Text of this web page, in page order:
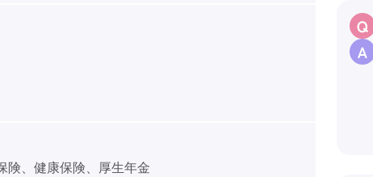
険、健康保険、厚生年金